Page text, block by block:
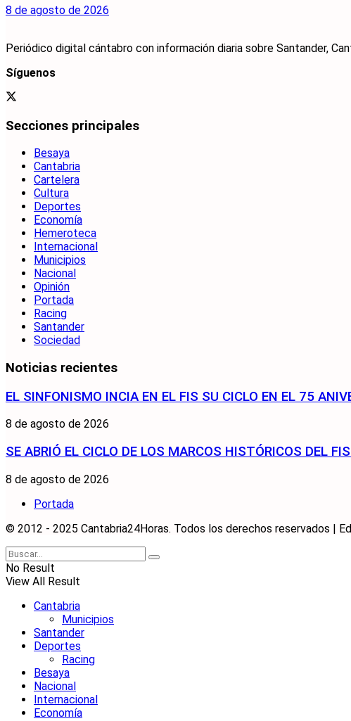
8 de agosto de 2026
Periódico digital cántabro con información diaria sobre Santander,
Síguenos
Secciones principales
Besaya
Cantabria
Cartelera
Cultura
Deportes
Economía
Hemeroteca
Internacional
Municipios
Nacional
Opinión
Portada
Racing
Santander
Sociedad
Noticias recientes
EL SINFONISMO INCIA EN EL FIS SU CICLO EN EL 75
8 de agosto de 2026
SE ABRIÓ EL CICLO DE LOS MARCOS HISTÓRICOS DEL
8 de agosto de 2026
Portada
© 2012 - 2025 Cantabria24Horas. Todos los derechos reservados |
No Result
View All Result
Cantabria
Municipios
Santander
Deportes
Racing
Besaya
Nacional
Internacional
Economía